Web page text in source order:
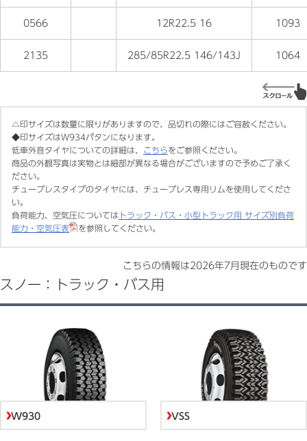
0566 12R22.5 16 1093
2135 285/85R22.5 146/143J 1064
△印サイズは数量に限りがありますので、品切れの際にはご容赦ください。
◆印サイズはＷ934パタンになります。
低車外音タイヤについての詳細は、 こちらをご参照ください。
商品の外観写真は実物とは細部が異なる場合がございますので予めご了承く
ださい。
チューブレスタイプのタイヤには、チューブレス専用リムを使用してくださ
い。
負荷能力、空気圧については トラック・バス・小型トラック用 サイズ別負荷
能力・空気圧表
を参照してください。
こちらの情報は2026年7月 現在のものです
スノー：トラック・バス用
W930 VSS